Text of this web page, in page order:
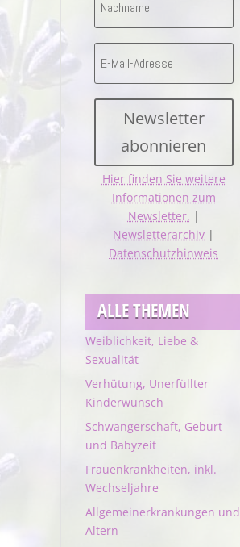
Newsletter
abonnieren
Hier finden Sie weitere
Informationen zum
Newsletter. |
Newsletterarchiv |
Datenschutzhinweis
ALLE THEMEN
Weiblichkeit, Liebe &
Sexualität
Verhütung, Unerfüllter
Kinderwunsch
Schwangerschaft, Geburt
und Babyzeit
Frauenkrankheiten, inkl.
Wechseljahre
Allgemeinerkrankungen und
Altern